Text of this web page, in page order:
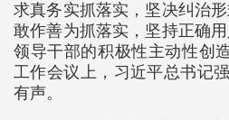
求真务实抓落实，坚决纠治
敢作善为抓落实，坚持正确
领导干部的积极性主动性创
工作会议上，习近平总书记
有声。